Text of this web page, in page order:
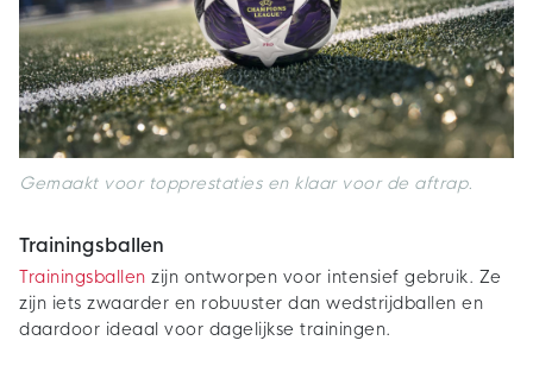
Gemaakt voor topprestaties en klaar voor de aftrap.
Trainingsballen
Trainingsballen zijn ontworpen voor intensief gebruik. Ze
zijn iets zwaarder en robuuster dan wedstrijdballen en
daardoor ideaal voor dagelijkse trainingen.